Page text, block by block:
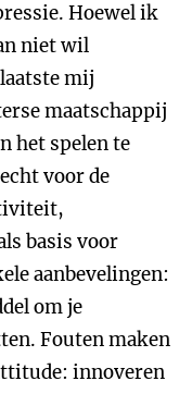
Hoewel ik
niet wil
mij
maatschappij
het spelen te
voor de
basis voor
aanbevelingen:
om je
Fouten maken
innoveren